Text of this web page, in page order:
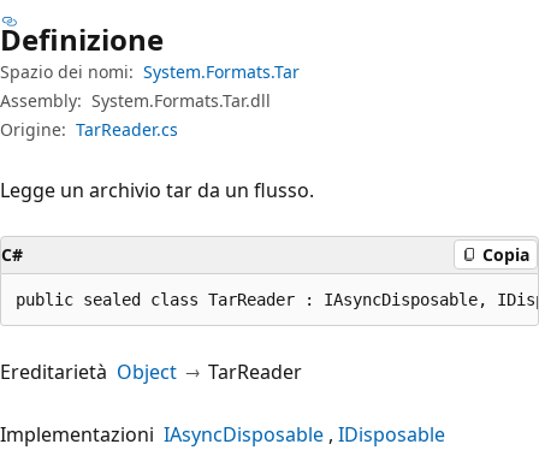
Definizione
Spazio dei nomi: System.Formats.Tar
Assembly: System.Formats.Tar.dll
Origine: TarReader.cs
Legge un archivio tar da un flusso.
C# Copia
public sealed class TarReader : IAsyncDisposable,
Ereditarietà Object TarReader
Implementazioni IAsyncDisposable IDisposable